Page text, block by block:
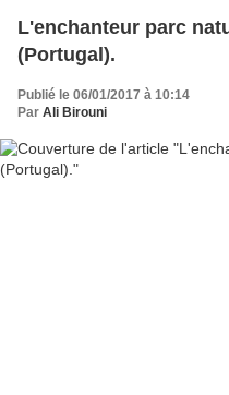
L'enchanteur parc
(Portugal).
Publié le 06/01/2017 à 10:14
Par Ali Birouni